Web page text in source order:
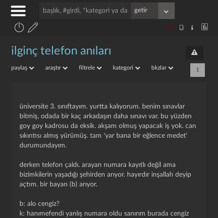
ilginç telefon anıları
paylaş araştır filtrele kategori bkzlar 1
üniversite 3. sınıftayım. yurtta kalıyorum. benim sınavlar
bitmiş, odada bir kaç arkadaşın daha sınavı var. bu yüzden
goy goy kadrosu da eksik. akşam olmuş yapacak iş yok. can
sıkıntısı almış yürümüş. tam 'yar bana bir eğlence medet'
durumundayım.
derken telefon çaldı. arayan numara kayıtlı değil ama
bizimkilerin yaşadığı şehirden arıyor. hayırdır inşallah deyip
açtım. bir bayan (b) arıyor.
b: alo cengiz?
k: hanımefendi yanlış numara oldu sanırım burada cengiz